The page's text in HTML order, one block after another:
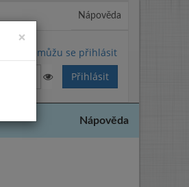
Nápověda
Nemůžu se přihlásit
Nápověda
×